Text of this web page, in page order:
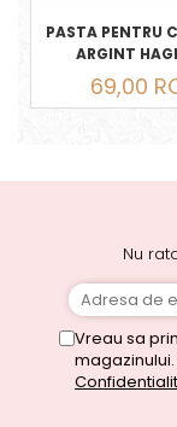
PASTA PENTRU
ARGINT
69,00
Nu
Vreau sa